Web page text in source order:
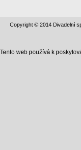
Copyright © 2014 Divadelní
Tento web používá k